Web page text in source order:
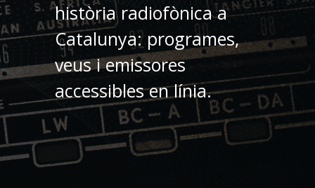
història radiofònica a
Catalunya: programes,
veus i emissores
accessibles en línia.